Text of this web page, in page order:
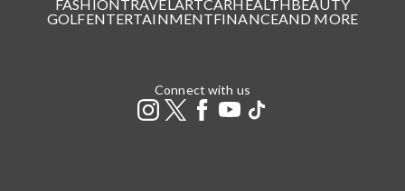
FASHIONTRAVEL ARTCARHEALTHBEAUTY
GOLFENTERTAINMENTFINANCEAND MORE
Connect with us